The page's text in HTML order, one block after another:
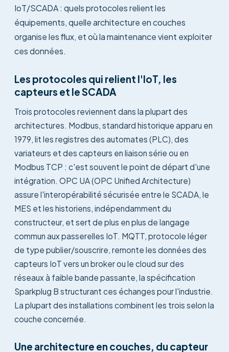
IoT/SCADA : quels protocoles relient les
équipements, quelle architecture en couches
organise les flux, et où la maintenance vient exploiter
ces données.
Les protocoles qui relient l'IoT, les
capteurs et le SCADA
Trois protocoles reviennent dans la plupart des
architectures. Modbus, standard historique apparu en
1979, lit les registres des automates (PLC), des
variateurs et des capteurs en liaison série ou en
Modbus TCP : c'est souvent le point de départ d'une
intégration. OPC UA (OPC Unified Architecture)
assure l'interopérabilité sécurisée entre le SCADA, le
MES et les historiens, indépendamment du
constructeur, et sert de plus en plus de langage
commun aux passerelles IoT. MQTT, protocole léger
de type publier/souscrire, remonte les données des
capteurs IoT vers un broker ou le cloud sur des
réseaux à faible bande passante, la spécification
Sparkplug B structurant ces échanges pour l'industrie.
La plupart des installations combinent les trois selon la
couche concernée.
Une architecture en couches, du capteur